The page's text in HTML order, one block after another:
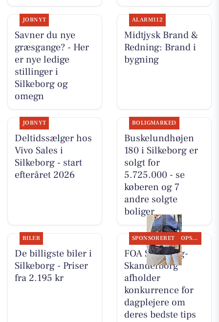
JOBNYT
Savner du nye
græsgange? - Her
er nye ledige
stillinger i
Silkeborg og
omegn
ALARM112
Midtjysk Brand &
Redning: Brand i
bygning
JOBNYT
Deltidssælger hos
Vivo Sales i
Silkeborg - start
efteråret 2026
BOLIGMARKED
Buskelundhøjen
180 i Silkeborg er
solgt for
5.725.000 - se
køberen og 7
andre solgte
boliger
BILER
De billigste biler i
Silkeborg - Priser
fra 2.195 kr
SPONSORERET OPSLAGSTAVLEN
FOA Silkeborg-
Skanderborg
afholder
konkurrence for
dagplejere om
deres bedste tips